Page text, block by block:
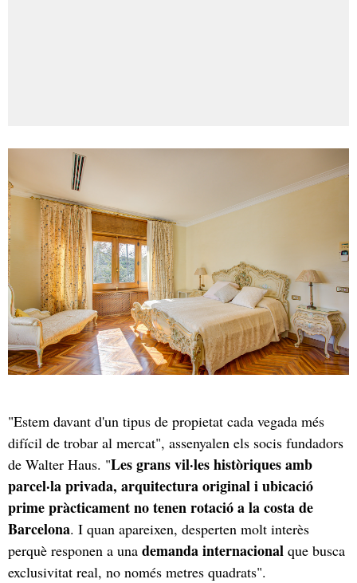
"Estem davant d'un tipus de propietat cada vegada més
difícil de trobar al mercat", assenyalen els socis fundadors
de Walter Haus. "Les grans vil·les històriques amb
parcel·la privada, arquitectura original i ubicació
prime pràcticament no tenen rotació a la costa de
Barcelona. I quan apareixen, desperten molt interès
perquè responen a una demanda internacional que busca
exclusivitat real, no només metres quadrats".